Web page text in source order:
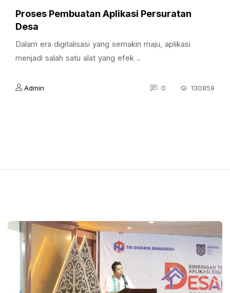
Proses Pembuatan Aplikasi Persuratan
Desa
Dalam era digitalisasi yang semakin maju, aplikasi
menjadi salah satu alat yang efek ..
Admin 0 130859